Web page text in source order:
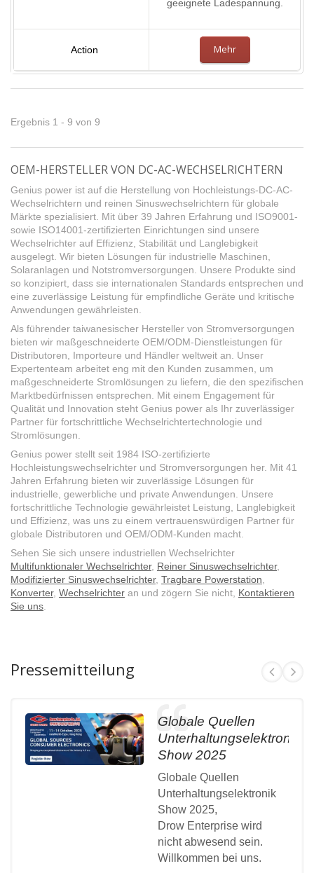
geeignete Ladespannung.
Mehr
Ergebnis 1 - 9 von 9
OEM-HERSTELLER VON DC-AC-WECHSELRICHTERN
Genius power ist auf die Herstellung von Hochleistungs-DC-AC-
Wechselrichtern und reinen Sinuswechselrichtern für globale
Märkte spezialisiert. Mit über 39 Jahren Erfahrung und ISO9001-
sowie ISO14001-zertifizierten Einrichtungen sind unsere
Wechselrichter auf Effizienz, Stabilität und Langlebigkeit
ausgelegt. Wir bieten Lösungen für industrielle Maschinen,
Solaranlagen und Notstromversorgungen. Unsere Produkte sind
so konzipiert, dass sie internationalen Standards entsprechen und
eine zuverlässige Leistung für empfindliche Geräte und kritische
Anwendungen gewährleisten.
Als führender taiwanesischer Hersteller von Stromversorgungen
bieten wir maßgeschneiderte OEM/ODM-Dienstleistungen für
Distributoren, Importeure und Händler weltweit an. Unser
Expertenteam arbeitet eng mit den Kunden zusammen, um
maßgeschneiderte Stromlösungen zu liefern, die den spezifischen
Marktbedürfnissen entsprechen. Mit einem Engagement für
Qualität und Innovation steht Genius power als Ihr zuverlässiger
Partner für fortschrittliche Wechselrichtertechnologie und
Stromlösungen.
Genius power stellt seit 1984 ISO-zertifizierte
Hochleistungswechselrichter und Stromversorgungen her. Mit 41
Jahren Erfahrung bieten wir zuverlässige Lösungen für
industrielle, gewerbliche und private Anwendungen. Unsere
fortschrittliche Technologie gewährleistet Leistung, Langlebigkeit
und Effizienz, was uns zu einem vertrauenswürdigen Partner für
globale Distributoren und OEM/ODM-Kunden macht.
Sehen Sie sich unsere industriellen Wechselrichter
Multifunktionaler Wechselrichter, Reiner Sinuswechselrichter,
Modifizierter Sinuswechselrichter, Tragbare Powerstation,
Konverter, Wechselrichter an und zögern Sie nicht, Kontaktieren
Sie uns.
Pressemitteilung
Globale Quellen
Unterhaltungselektronik
Show 2025
Globale Quellen
Unterhaltungselektronik
Show 2025,
Drow Enterprise wird
nicht abwesend sein.
Willkommen bei uns.